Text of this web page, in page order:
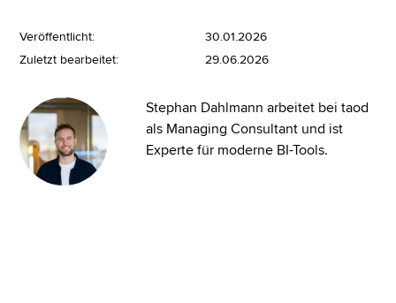
Veröffentlicht:
30.01.2026
Zuletzt bearbeitet:
29.06.2026
Stephan Dahlmann arbeitet bei taod
als Managing Consultant und ist
Experte für moderne BI-Tools.